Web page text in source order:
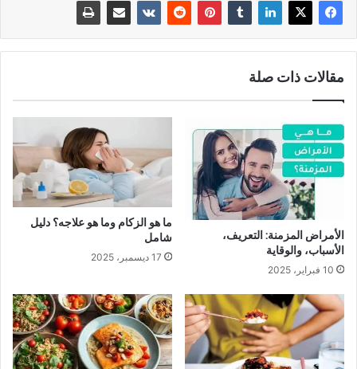
مقالات ذات صلة
الأمراض المزمنة: التعريف،
الأسباب، والوقاية
10 فبراير، 2025
ما هو الزكام وما هو علاجه؟ دليل
شامل
17 ديسمبر، 2025